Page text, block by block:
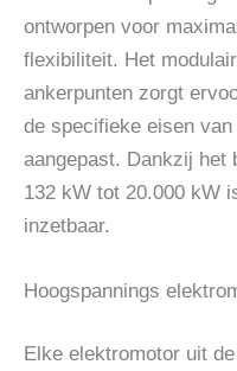
ontworpen voor
flexibiliteit. Het
ankerpunten zorgt
de specifieke eisen
aangepast. Dankzij het
132 kW tot 20.000 kW
inzetbaar.
Hoogspannings
Elke elektromotor uit